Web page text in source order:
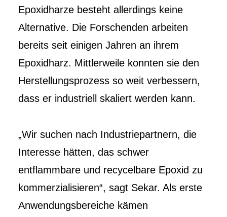
Epoxidharze besteht allerdings keine
Alternative. Die Forschenden arbeiten
bereits seit einigen Jahren an ihrem
Epoxidharz. Mittlerweile konnten sie den
Herstellungsprozess so weit verbessern,
dass er industriell skaliert werden kann.
„Wir suchen nach Industriepartnern, die
Interesse hätten, das schwer
entflammbare und recycelbare Epoxid zu
kommerzialisieren“, sagt Sekar. Als erste
Anwendungsbereiche kämen